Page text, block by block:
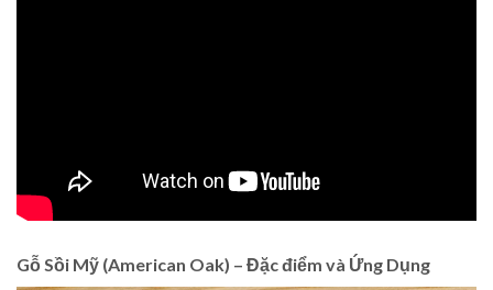
Gỗ Sồi Mỹ (American Oak) – Đặc điểm và Ứng Dụng